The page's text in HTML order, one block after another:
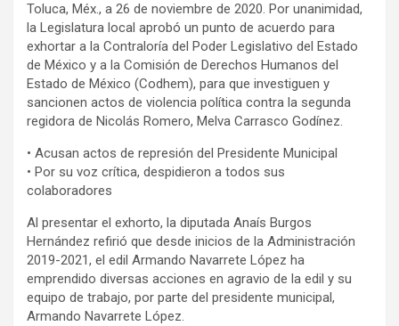
Toluca, Méx., a 26 de noviembre de 2020. Por unanimidad,
la Legislatura local aprobó un punto de acuerdo para
exhortar a la Contraloría del Poder Legislativo del Estado
de México y a la Comisión de Derechos Humanos del
Estado de México (Codhem), para que investiguen y
sancionen actos de violencia política contra la segunda
regidora de Nicolás Romero, Melva Carrasco Godínez.
• Acusan actos de represión del Presidente Municipal
• Por su voz crítica, despidieron a todos sus
colaboradores
Al presentar el exhorto, la diputada Anaís Burgos
Hernández refirió que desde inicios de la Administración
2019-2021, el edil Armando Navarrete López ha
emprendido diversas acciones en agravio de la edil y su
equipo de trabajo, por parte del presidente municipal,
Armando Navarrete López.